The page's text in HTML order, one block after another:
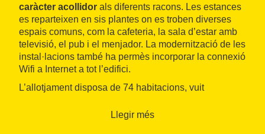
caràcter acollidor als diferents racons. Les estances
es reparteixen en sis plantes on es troben diverses
espais comuns, com la cafeteria, la sala d’estar amb
televisió, el pub i el menjador. La modernització de les
instal·lacions també ha permès incorporar la connexió
Wifi a Internet a tot l’edifici.
L’allotjament disposa de 74 habitacions, vuit
sobrietat. Totes tenen bany, llits de grans dimensions i
Llegir més